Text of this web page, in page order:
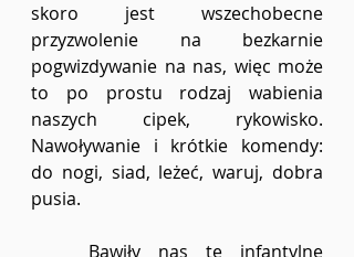
skoro jest wszechobecne
przyzwolenie na bezkarnie
pogwizdywanie na nas, więc może
to po prostu rodzaj wabienia
naszych cipek, rykowisko.
Nawoływanie i krótkie komendy:
do nogi, siad, leżeć, waruj, dobra
pusia.